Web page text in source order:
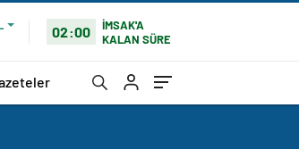
02:00
İMSAK'A
KALAN SÜRE